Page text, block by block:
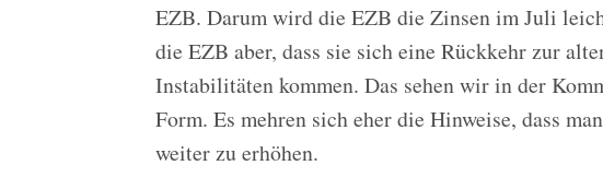
EZB. Darum wird die EZB die Zinsen im Juli
die EZB aber, dass sie sich eine Rückkehr zur
Instabilitäten kommen. Das sehen wir in der
Form. Es mehren sich eher die Hinweise, dass
weiter zu erhöhen.